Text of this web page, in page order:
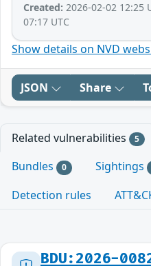
Created: 2026-02-02 12:25
07:17 UTC
Show details on NVD
JSON Share
Related vulnerabilities 5
Bundles 0 Sightings
Detection rules
BDU:2026-